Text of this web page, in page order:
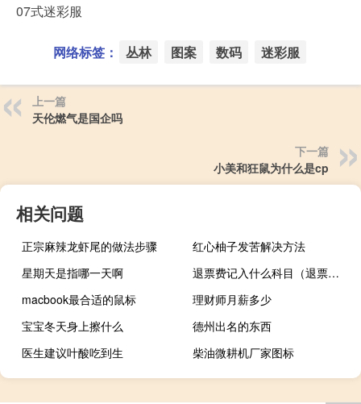
07式迷彩服
网络标签： 丛林 图案 数码 迷彩服
上一篇
天伦燃气是国企吗
下一篇
小美和狂鼠为什么是cp
相关问题
正宗麻辣龙虾尾的做法步骤
红心柚子发苦解决方法
星期天是指哪一天啊
退票费记入什么科目（退票费计入什么科目）
macbook最合适的鼠标
理财师月薪多少
宝宝冬天身上擦什么
德州出名的东西
医生建议叶酸吃到生
柴油微耕机厂家图标